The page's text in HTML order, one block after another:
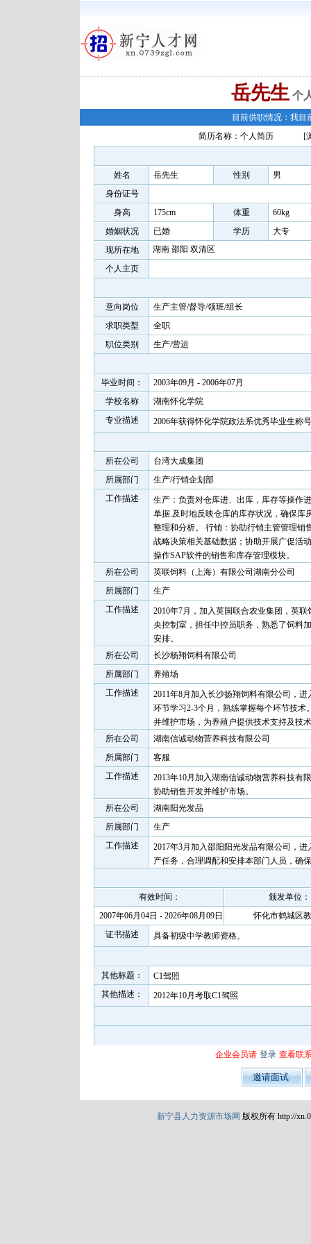
岳先生 个
目前供职情况：我目
简历名称：个人简历
[
姓名 岳先生 性别
男
身份证号
身高
175cm 体重
60kg
婚姻状况
已婚 学历
大专
现所在地
湖南 邵阳 双清区
个人主页
意向岗位
生产主管/督导/领班/组长
求职类型
全职
职位类别
生产/营运
毕业时间：
2003年09月 - 2006年07月
学校名称
湖南怀化学院
专业描述
2006年获得怀化学院政法系优秀毕业生称号
所在公司
台湾大成集团
所属部门
生产/行销企划部
工作描述
生产：负责对仓库进、出库，库存等操作
单据.及时地反映仓库的库存状况，确保库
整理和分析。 行销：协助行销主管管理销
战略决策相关基础数据；协助开展广促活
操作SAP软件的销售和库存管理模块。
所在公司
英联饲料（上海）有限公司湖南分公司
所属部门
生产
工作描述
2010年7月，加入英国联合农业集团，英
央控制室，担任中控员职务，熟悉了饲料
安排。
所在公司
长沙杨翔饲料有限公司
所属部门
养殖场
工作描述
2011年8月加入长沙扬翔饲料有限公司，
环节学习2-3个月，熟练掌握每个环节技术
并维护市场，为养殖户提供技术支持及技
所在公司
湖南信诚动物营养科技有限公司
所属部门
客服
工作描述
2013年10月加入湖南信诚动物营养科技有
协助销售开发并维护市场。
所在公司
湖南阳光发品
所属部门
生产
工作描述
2017年3月加入邵阳阳光发品有限公司，
产任务，合理调配和安排本部门人员，确
有效时间：
颁发单位：
2007年06月04日 - 2026年08月09日
怀化市鹤城区
证书描述
具备初级中学教师资格。
其他标题：
C1驾照
其他描述：
2012年10月考取C1驾照
企业会员请 登录 查看联
新宁县人力资源市场网 版权所有 http://